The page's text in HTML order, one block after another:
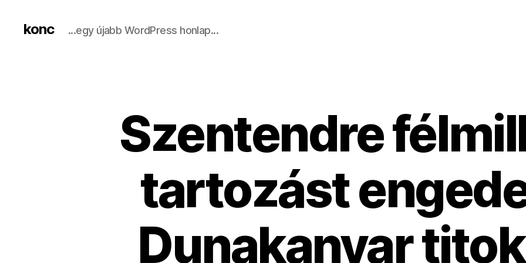
konc ...egy újabb WordPress honlap...
​Szentendre
tartozást
Dunakanyar